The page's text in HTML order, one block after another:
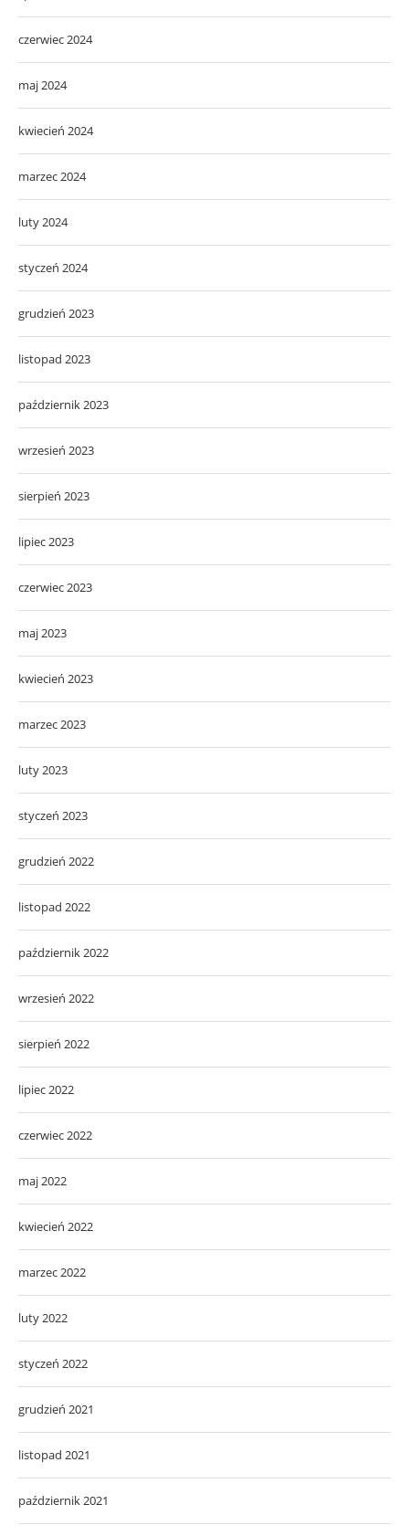
czerwiec 2024
maj 2024
kwiecień 2024
marzec 2024
luty 2024
styczeń 2024
grudzień 2023
listopad 2023
październik 2023
wrzesień 2023
sierpień 2023
lipiec 2023
czerwiec 2023
maj 2023
kwiecień 2023
marzec 2023
luty 2023
styczeń 2023
grudzień 2022
listopad 2022
październik 2022
wrzesień 2022
sierpień 2022
lipiec 2022
czerwiec 2022
maj 2022
kwiecień 2022
marzec 2022
luty 2022
styczeń 2022
grudzień 2021
listopad 2021
październik 2021